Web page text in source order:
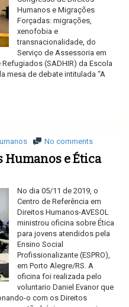
Humanos e Migrações
Forçadas: migrações,
xenofobia e
transnacionalidade, do
Serviço de Assessoria em
(SADHIR) da Escola
mesa de debate intitulada “A
No comments
e Ética
No dia 05/11 de 2019, o
Centro de Referência em
Direitos Humanos-AVESOL
ministrou oficina sobre Ética
para jovens atendidos pela
Ensino Social
Profissionalizante (ESPRO),
em Porto Alegre/RS. A
oficina foi realizada pelo
voluntario Daniel Evanor que
o com os Direitos